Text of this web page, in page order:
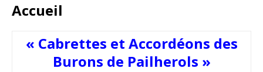
Accueil
« Cabrettes et Accordéons des
Burons de Pailherols »